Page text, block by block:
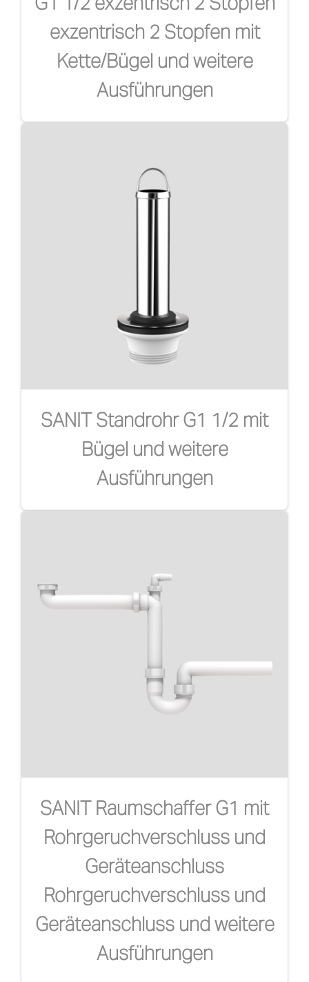
exzentrisch 2 Stopfen mit
Kette/Bügel und weitere
Ausführungen
SANIT Standrohr G1 1/2 mit
Bügel und weitere
Ausführungen
SANIT Raumschaffer G1 mit
Rohrgeruchverschluss und
Geräteanschluss
Rohrgeruchverschluss und
Geräteanschluss und weitere
Ausführungen